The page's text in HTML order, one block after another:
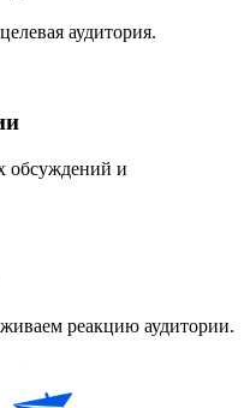
аудитория.
обсуждений и
реакцию аудитории.